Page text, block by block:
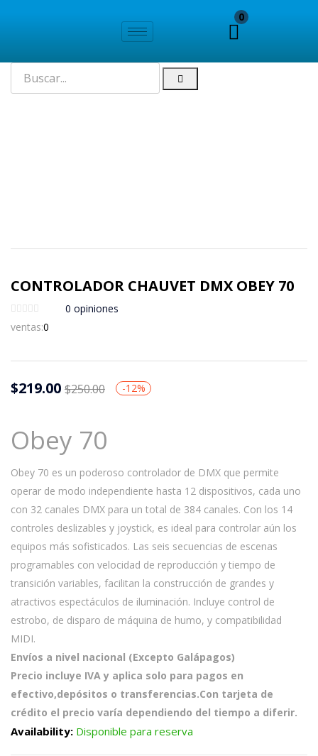
0
CONTROLADOR CHAUVET DMX OBEY 70
0 opiniones
ventas:0
$219.00 $250.00 -12%
Obey 70
Obey 70 es un poderoso controlador de DMX que permite
operar de modo independiente hasta 12 dispositivos, cada uno
con 32 canales DMX para un total de 384 canales. Con los 14
controles deslizables y joystick, es ideal para controlar aún los
equipos más sofisticados. Las seis secuencias de escenas
programables con velocidad de reproducción y tiempo de
transición variables, facilitan la construcción de grandes y
atractivos espectáculos de iluminación. Incluye control de
estrobo, de disparo de máquina de humo, y compatibilidad
MIDI.
Envíos a nivel nacional (Excepto Galápagos)
Precio incluye IVA y aplica solo para pagos en
efectivo,depósitos o transferencias.Con tarjeta de
crédito el precio varía dependiendo del tiempo a diferir.
Availability: Disponible para reserva